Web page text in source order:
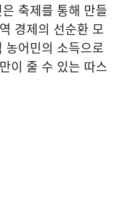
축제를 통해 만들
경제의 선순환 모
농어민의 소득으로
이 줄 수 있는 따스